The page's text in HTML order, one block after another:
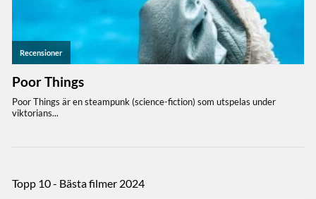
Topp 10 - Bästa filmer 2024